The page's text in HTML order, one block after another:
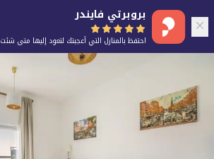
بروبرتي فايندر
احتفظ بالمنازل التي أعجبتك لتعود إليها متى شئت